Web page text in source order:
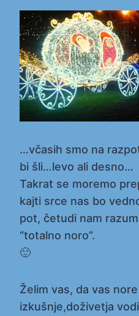
…včasih smo na
bi šli…levo ali desno…
Takrat se moremo
kajti srce nas bo
pot, četudi nam
“totalno noro”.
🙂
Želim vas, da vas
izkušnje,doživetja